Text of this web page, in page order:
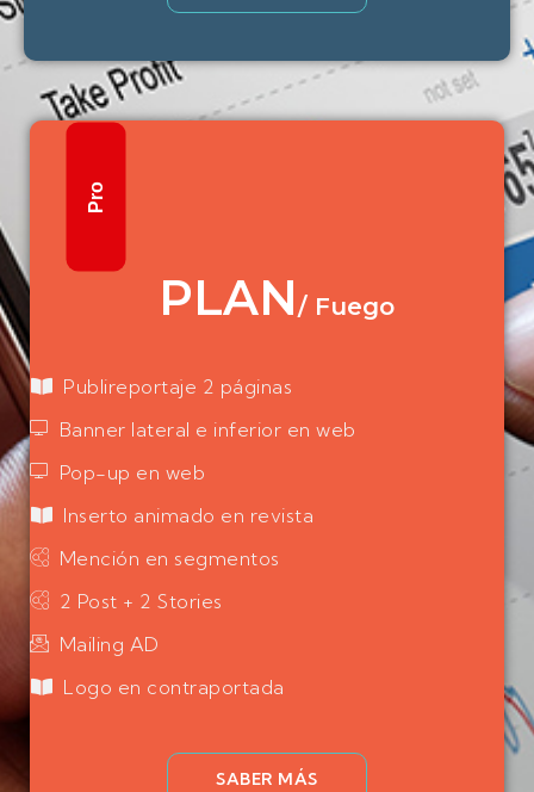
Pro
PLAN/ Fuego
Publireportaje 2 páginas
Banner lateral e inferior en web
Pop-up en web
Inserto animado en revista
Mención en segmentos
2 Post + 2 Stories
Mailing AD
Logo en contraportada
SABER MÁS